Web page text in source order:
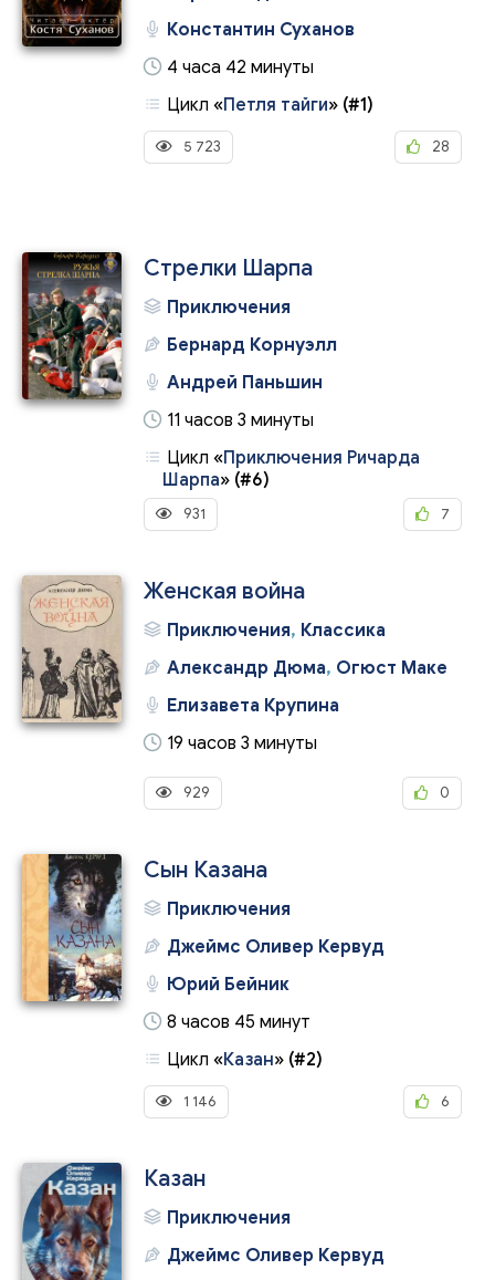
Константин Суханов
4 часа 42 минуты
Цикл «Петля тайги» (#1)
5 723 28
Стрелки Шарпа
Приключения
Бернард Корнуэлл
Андрей Паньшин
11 часов 3 минуты
Цикл «Приключения Ричарда
Шарпа» (#6)
931 7
Женская война
Приключения, Классика
Александр Дюма, Огюст Маке
Елизавета Крупина
19 часов 3 минуты
929 0
Сын Казана
Приключения
Джеймс Оливер Кервуд
Юрий Бейник
8 часов 45 минут
Цикл «Казан» (#2)
1 146 6
Казан
Приключения
Джеймс Оливер Кервуд